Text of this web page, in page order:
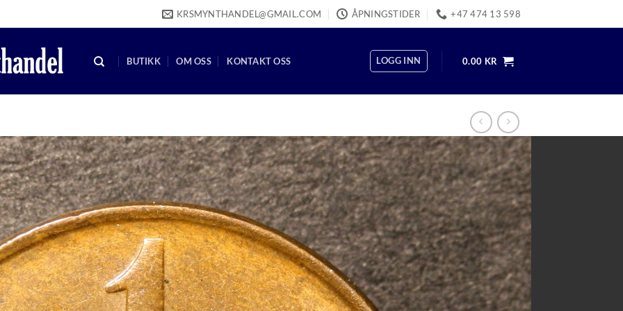
KRSMYNTHANDEL@GMAIL.COM ÅPNINGSTIDER +47 474 13 598
BUTIKK OM OSS KONTAKT OSS LOGG INN 0.00 KR